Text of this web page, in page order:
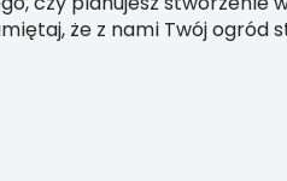
że z nami Twój ogród